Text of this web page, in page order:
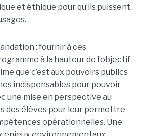
et éthique pour qu’ils puissent
: fournir à ces
à la hauteur de l’objectif
que c’est aux pouvoirs publics
indispensables pour pouvoir
une mise en perspective au
des élèves pour leur permettre
opérationnelles. Une